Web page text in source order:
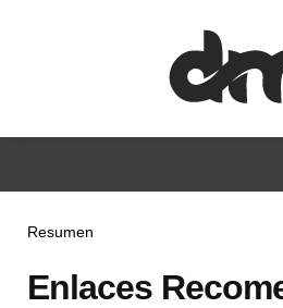
Resumen
Enlaces